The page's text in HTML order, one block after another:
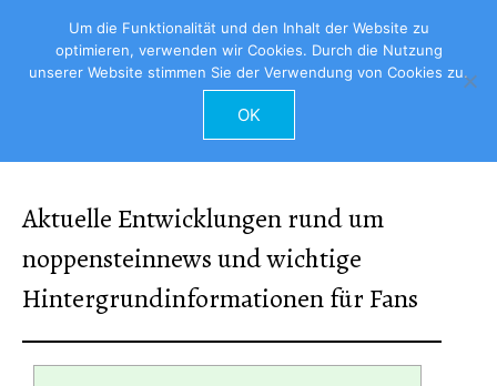
Aktuelle Entwicklungen rund um
noppensteinnews und wichtige
Hintergrundinformationen für Fans
Um die Funktionalität und den Inhalt der Website zu
optimieren, verwenden wir Cookies. Durch die Nutzung
unserer Website stimmen Sie der Verwendung von Cookies zu.
OK